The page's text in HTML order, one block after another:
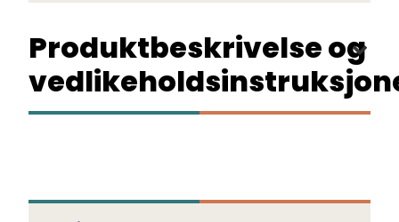
Produktbeskrivelse og